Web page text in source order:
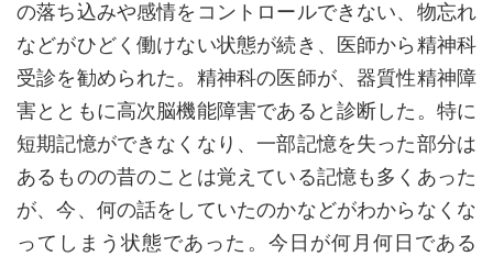
の落ち込みや感情をコントロールできない、物忘れ
などがひどく働けない状態が続き、医師から精神科
受診を勧められた。精神科の医師が、器質性精神障
害とともに高次脳機能障害であると診断した。特に
短期記憶ができなくなり、一部記憶を失った部分は
あるものの昔のことは覚えている記憶も多くあった
が、今、何の話をしていたのかなどがわからなくな
ってしまう状態であった。今日が何月何日である